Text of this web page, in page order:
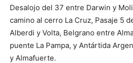
Desalojo del 37 entre Darwin y
camino al cerro La Cruz, Pasaje 5
Alberdi y Volta, Belgrano entre
puente La Pampa, y Antártida
y Almafuerte.